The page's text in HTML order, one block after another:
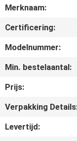
OVER
ONS
NEEM
Merknaam:
Certificering:
Modelnummer:
Min. bestelaantal:
Prijs:
Verpakking
Levertijd: